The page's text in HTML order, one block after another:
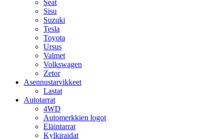
Seat
Sisu
Suzuki
Tesla
Toyota
Ursus
Valmet
Volkswagen
Zetor
Asennustarvikkeet
Lastat
Autotarrat
4WD
Automerkkien logot
Eläintarrat
Kylkiraidat